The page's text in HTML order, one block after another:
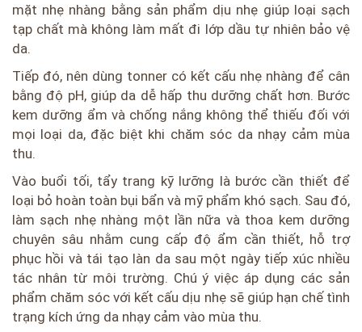
mặt nhẹ nhàng bằng sản phẩm dịu nhẹ giúp loại sạch
tạp chất mà không làm mất đi lớp dầu tự nhiên bảo vệ
da.
Tiếp đó, nên dùng tonner có kết cấu nhẹ nhàng để cân
bằng độ pH, giúp da dễ hấp thu dưỡng chất hơn. Bước
kem dưỡng ẩm và chống nắng không thể thiếu đối với
mọi loại da, đặc biệt khi chăm sóc da nhạy cảm mùa
thu.
Vào buổi tối, tẩy trang kỹ lưỡng là bước cần thiết để
loại bỏ hoàn toàn bụi bẩn và mỹ phẩm khó sạch. Sau đó,
làm sạch nhẹ nhàng một lần nữa và thoa kem dưỡng
chuyên sâu nhằm cung cấp độ ẩm cần thiết, hỗ trợ
phục hồi và tái tạo làn da sau một ngày tiếp xúc nhiều
tác nhân từ môi trường. Chú ý việc áp dụng các sản
phẩm chăm sóc với kết cấu dịu nhẹ sẽ giúp hạn chế tình
trạng kích ứng da nhạy cảm vào mùa thu.